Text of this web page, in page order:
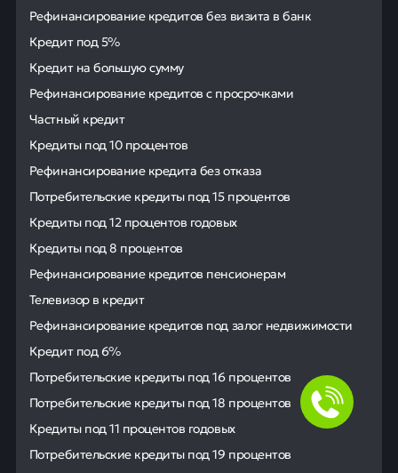
Рефинансирование кредитов без визита в банк
Кредит под 5%
Кредит на большую сумму
Рефинансирование кредитов с просрочками
Частный кредит
Кредиты под 10 процентов
Рефинансирование кредита без отказа
Потребительские кредиты под 15 процентов
Кредиты под 12 процентов годовых
Кредиты под 8 процентов
Рефинансирование кредитов пенсионерам
Телевизор в кредит
Рефинансирование кредитов под залог недвижимости
Кредит под 6%
Потребительские кредиты под 16 процентов
Потребительские кредиты под 18 процентов
Кредиты под 11 процентов годовых
Потребительские кредиты под 19 процентов